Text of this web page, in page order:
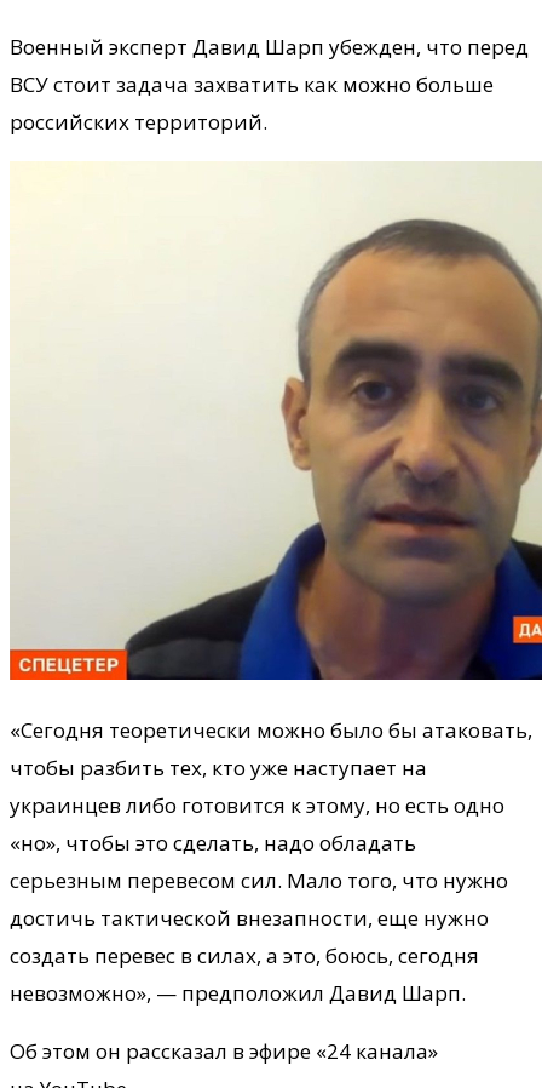
Военный эксперт Давид Шарп убежден, что перед
ВСУ стоит задача захватить как можно больше
российских территорий.
«Сегодня теоретически можно было бы атаковать,
чтобы разбить тех, кто уже наступает на
украинцев либо готовится к этому, но есть одно
«но», чтобы это сделать, надо обладать
серьезным перевесом сил. Мало того, что нужно
достичь тактической внезапности, еще нужно
создать перевес в силах, а это, боюсь, сегодня
невозможно», — предположил Давид Шарп.
Об этом он рассказал в эфире «24 канала»